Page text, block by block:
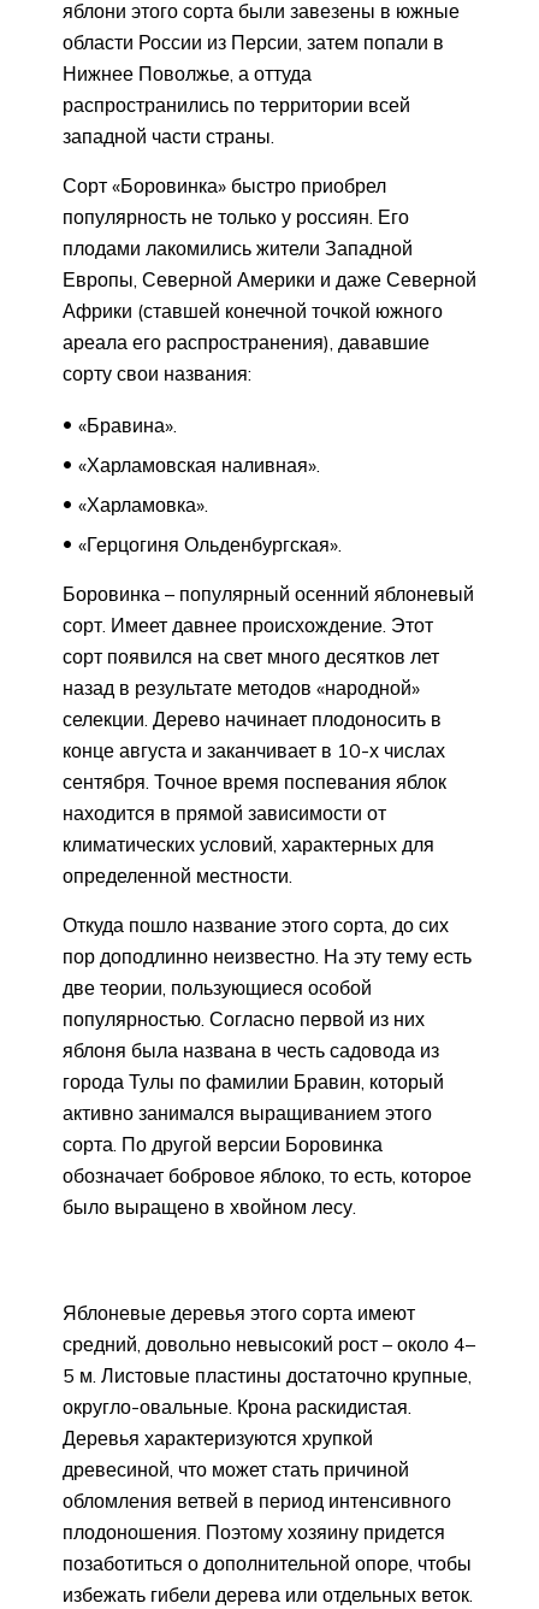
яблони этого сорта были завезены в южные
области России из Персии, затем попали в
Нижнее Поволжье, а оттуда
распространились по территории всей
западной части страны.
Сорт «Боровинка» быстро приобрел
популярность не только у россиян. Его
плодами лакомились жители Западной
Европы, Северной Америки и даже Северной
Африки (ставшей конечной точкой южного
ареала его распространения), дававшие
сорту свои названия:
«Бравина».
«Харламовская наливная».
«Харламовка».
«Герцогиня Ольденбургская».
Боровинка – популярный осенний яблоневый
сорт. Имеет давнее происхождение. Этот
сорт появился на свет много десятков лет
назад в результате методов «народной»
селекции. Дерево начинает плодоносить в
конце августа и заканчивает в 10-х числах
сентября. Точное время поспевания яблок
находится в прямой зависимости от
климатических условий, характерных для
определенной местности.
Откуда пошло название этого сорта, до сих
пор доподлинно неизвестно. На эту тему есть
две теории, пользующиеся особой
популярностью. Согласно первой из них
яблоня была названа в честь садовода из
города Тулы по фамилии Бравин, который
активно занимался выращиванием этого
сорта. По другой версии Боровинка
обозначает бобровое яблоко, то есть, которое
было выращено в хвойном лесу.
Яблоневые деревья этого сорта имеют
средний, довольно невысокий рост – около 4–
5 м. Листовые пластины достаточно крупные,
округло-овальные. Крона раскидистая.
Деревья характеризуются хрупкой
древесиной, что может стать причиной
обломления ветвей в период интенсивного
плодоношения. Поэтому хозяину придется
позаботиться о дополнительной опоре, чтобы
избежать гибели дерева или отдельных веток.